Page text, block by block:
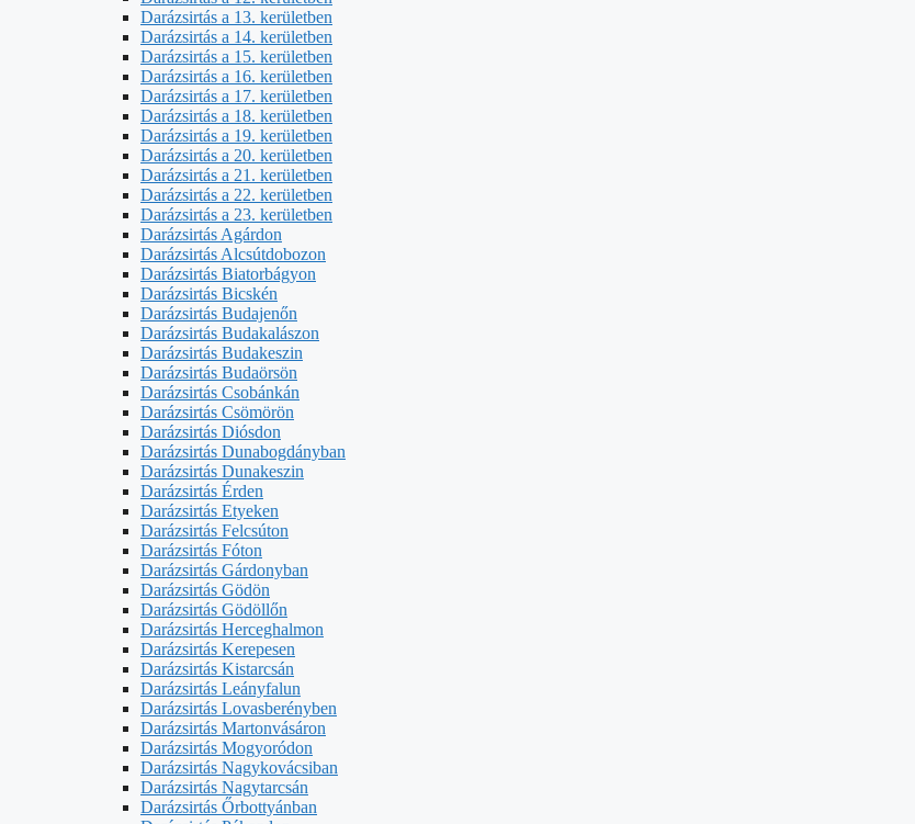
Darázsirtás a 13. kerületben
Darázsirtás a 14. kerületben
Darázsirtás a 15. kerületben
Darázsirtás a 16. kerületben
Darázsirtás a 17. kerületben
Darázsirtás a 18. kerületben
Darázsirtás a 19. kerületben
Darázsirtás a 20. kerületben
Darázsirtás a 21. kerületben
Darázsirtás a 22. kerületben
Darázsirtás a 23. kerületben
Darázsirtás Agárdon
Darázsirtás Alcsútdobozon
Darázsirtás Biatorbágyon
Darázsirtás Bicskén
Darázsirtás Budajenőn
Darázsirtás Budakalászon
Darázsirtás Budakeszin
Darázsirtás Budaörsön
Darázsirtás Csobánkán
Darázsirtás Csömörön
Darázsirtás Diósdon
Darázsirtás Dunabogdányban
Darázsirtás Dunakeszin
Darázsirtás Érden
Darázsirtás Etyeken
Darázsirtás Felcsúton
Darázsirtás Fóton
Darázsirtás Gárdonyban
Darázsirtás Gödön
Darázsirtás Gödöllőn
Darázsirtás Herceghalmon
Darázsirtás Kerepesen
Darázsirtás Kistarcsán
Darázsirtás Leányfalun
Darázsirtás Lovasberényben
Darázsirtás Martonvásáron
Darázsirtás Mogyoródon
Darázsirtás Nagykovácsiban
Darázsirtás Nagytarcsán
Darázsirtás Őrbottyánban